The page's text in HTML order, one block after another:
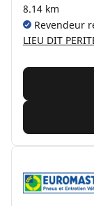
8.14 km
Revendeur
LIEU DIT